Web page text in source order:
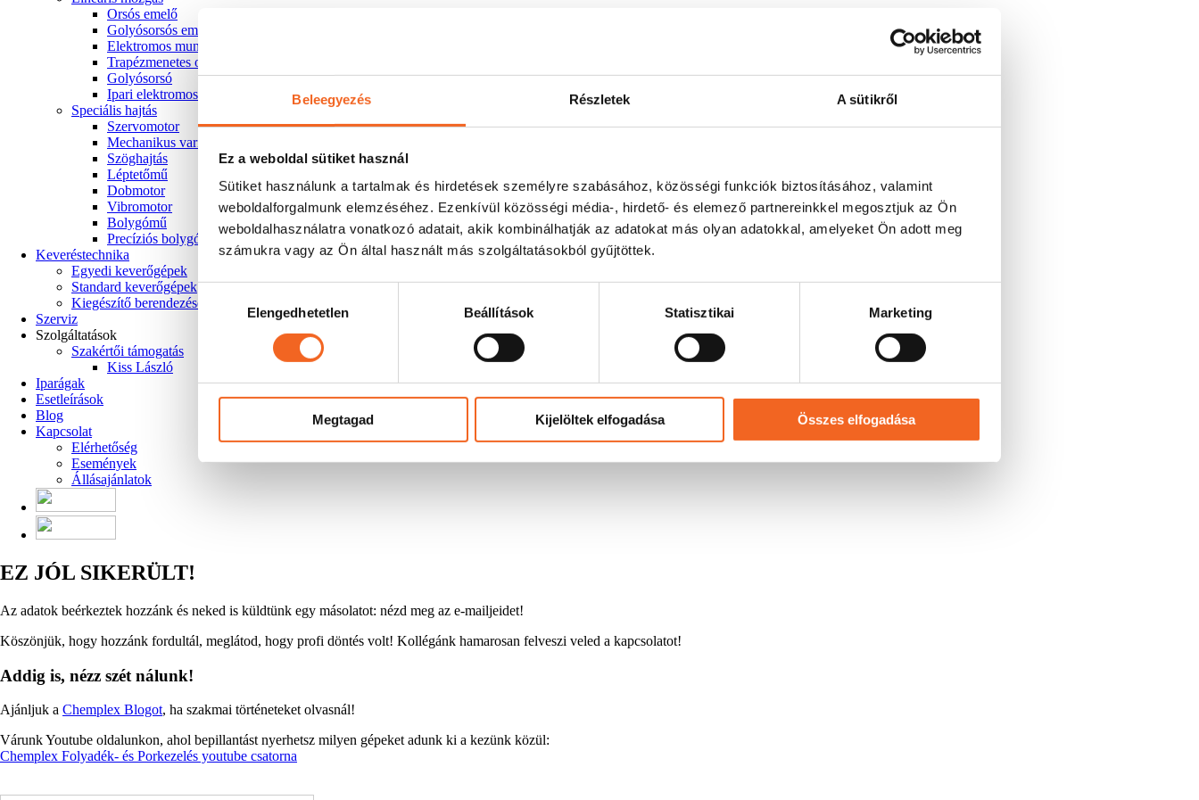
Beleegyezés Részletek A sütikről
Ez a weboldal sütiket használ
Sütiket használunk a tartalmak és hirdetések személyre szabásához, közösségi funkciók biztosításához, valamint
weboldalforgalmunk elemzéséhez. Ezenkívül közösségi média-, hirdető- és elemező partnereinkkel megosztjuk az Ön
weboldalhasználatra vonatkozó adatait, akik kombinálhatják az adatokat más olyan adatokkal, amelyeket Ön adott meg
számukra vagy az Ön által használt más szolgáltatásokból gyűjtöttek.
kiválasztásaElengedhetetlen Beállítások Statisztikai Marketing
Megtagad Kijelöltek elfogadása Összes elfogadása
Orsós emelő
Golyósorsós emelő
Elektromos munkahenger
Trapézmenetes orsó
Golyósorsó
Ipari elektromos munkahenger
Speciális hajtás
Szervomotor
Mechanikus variátor
Szöghajtás
Léptetőmű
Dobmotor
Vibromotor
Bolygómű
Precíziós bolygómű
Keveréstechnika
Egyedi keverőgépek
Standard keverőgépek
Kiegészítő berendezések
Szerviz
Szolgáltatások
Szakértői támogatás
Kiss László
Iparágak
Esetleírások
Blog
Kapcsolat
Elérhetőség
Események
Állásajánlatok
EZ JÓL SIKERÜLT!
Az adatok beérkeztek hozzánk és neked is küldtünk egy másolatot: nézd meg az e-mailjeidet!
Köszönjük, hogy hozzánk fordultál, meglátod, hogy profi döntés volt! Kollégánk hamarosan felveszi veled a kapcsolatot!
Addig is, nézz szét nálunk!
Ajánljuk a Chemplex Blogot, ha szakmai történeteket olvasnál!
Várunk Youtube oldalunkon, ahol bepillantást nyerhetsz milyen gépeket adunk ki a kezünk közül:
Chemplex Folyadék- és Porkezelés youtube csatorna